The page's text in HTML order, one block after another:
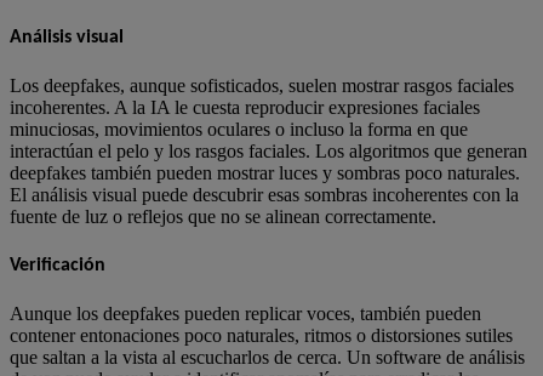
Análisis visual
Los deepfakes, aunque sofisticados, suelen mostrar rasgos faciales
incoherentes. A la IA le cuesta reproducir expresiones faciales
minuciosas, movimientos oculares o incluso la forma en que
interactúan el pelo y los rasgos faciales. Los algoritmos que generan
deepfakes también pueden mostrar luces y sombras poco naturales.
El análisis visual puede descubrir esas sombras incoherentes con la
fuente de luz o reflejos que no se alinean correctamente.
Verificación
Aunque los deepfakes pueden replicar voces, también pueden
contener entonaciones poco naturales, ritmos o distorsiones sutiles
que saltan a la vista al escucharlos de cerca. Un software de análisis